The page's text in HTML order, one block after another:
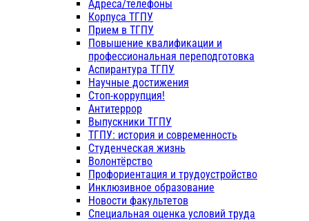
Адреса/телефоны
Корпуса ТГПУ
Прием в ТГПУ
Повышение квалификации и
профессиональная переподготовка
Аспирантура ТГПУ
Научные достижения
Стоп-коррупция!
Антитеррор
Выпускники ТГПУ
ТГПУ: история и современность
Студенческая жизнь
Волонтёрство
Профориентация и трудоустройство
Инклюзивное образование
Новости факультетов
Специальная оценка условий труда